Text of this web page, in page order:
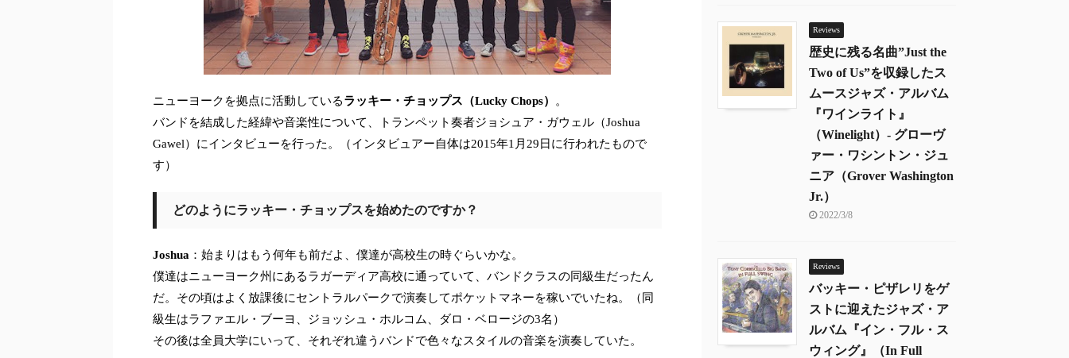
ニューヨークを拠点に活動しているラッキー・チョップス（Lucky Chops）
。
バンドを結成した経緯や音楽性について、トランペット奏者ジョシュア・ガウェル（Joshua
Gawel）にインタビューを行った。（インタビュアー自体は2015年1月29日に行われたもので
す）
どのようにラッキー・チョップスを始めたのですか？
Joshua ：始まりはもう何年も前だよ、僕達が高校生の時ぐらいかな。
僕達はニューヨーク州にあるラガーディア高校に通っていて、バンドクラスの同級生だったん
だ。その頃はよく放課後にセントラルパークで演奏してポケットマネーを稼いでいたね。（同
級生はラファエル・ブーヨ、ジョッシュ・ホルコム、ダロ・ベロージの3名）
その後は全員大学にいって、それぞれ違うバンドで色々なスタイルの音楽を演奏していた。
Reviews
歴史に残る名曲”Just the
Two of Us”を収録したス
ムースジャズ・アルバム
『ワインライト』
（Winelight）- グローヴ
ァー・ワシントン・ジュ
ニア（Grover Washington
Jr.）
2022/3/8
Reviews
バッキー・ピザレリをゲ
ストに迎えたジャズ・ア
ルバム『イン・フル・ス
ウィング』（In Full